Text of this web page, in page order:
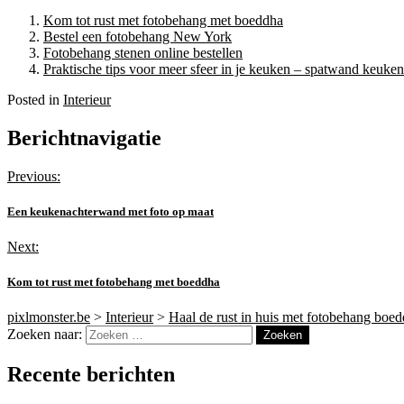
Kom tot rust met fotobehang met boeddha
Bestel een fotobehang New York
Fotobehang stenen online bestellen
Praktische tips voor meer sfeer in je keuken – spatwand keuken
Posted in Interieur
Berichtnavigatie
Previous:
Een keukenachterwand met foto op maat
Next:
Kom tot rust met fotobehang met boeddha
pixlmonster.be > Interieur> Haal de rust in huis met fotobehang
Zoeken naar:
Recente berichten